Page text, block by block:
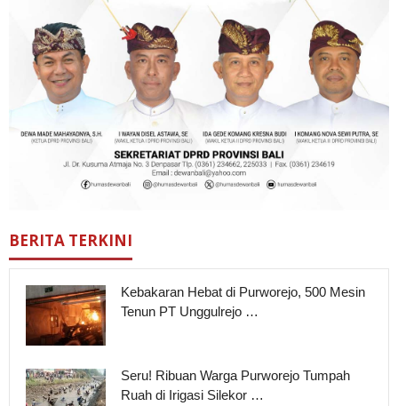
BERITA TERKINI
Kebakaran Hebat di Purworejo, 500 Mesin
Tenun PT Unggulrejo …
Seru! Ribuan Warga Purworejo Tumpah
Ruah di Irigasi Silekor …